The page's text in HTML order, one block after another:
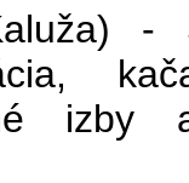
-
izby